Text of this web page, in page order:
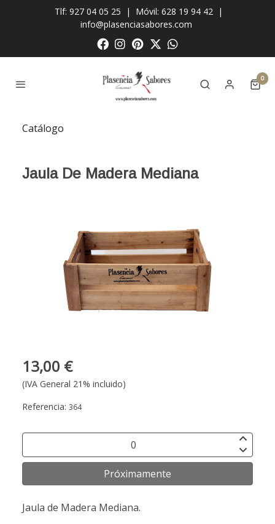
Tlf: 927 04 05 25 | Móvil: 628 19 94 42 |
info@plasenciasabores.com
0
Catálogo
Jaula De Madera Mediana
13,00 €
(IVA General 21% incluido)
Referencia: 364
Próximamente
Jaula de Madera Mediana.